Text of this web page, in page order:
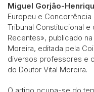
Miguel Gorjão-
Europeu e Concorrência
Tribunal Constitucional
Recentes», publicado
Moreira, editada pela
diversos professores e
do Doutor Vital Moreira.